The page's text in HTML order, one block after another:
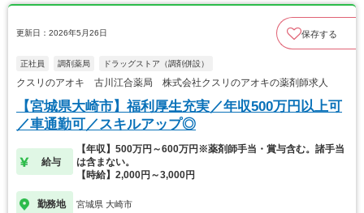
更新日：2026年5月26日 保存する
正社員 調剤薬局 ドラッグストア（調剤併設）
クスリのアオキ 古川江合薬局 株式会社クスリのアオキの薬剤師求人
【宮城県大崎市】福利厚生充実／年収500万円以上可
／車通勤可／スキルアップ◎
給与
【年収】500万円～600万円※薬剤師手当・賞与含む。諸手当
は含まない。
【時給】2,000円～3,000円
勤務地 宮城県 大崎市